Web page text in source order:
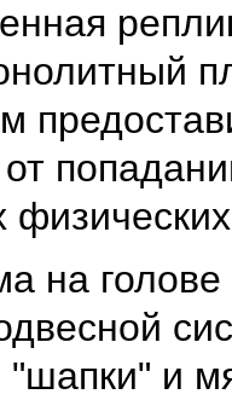
на голове
и